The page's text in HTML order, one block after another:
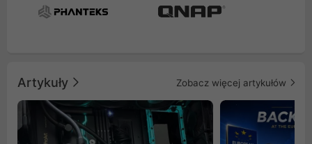
Artykuły Zobacz więcej artykułów